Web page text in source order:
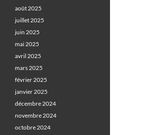
août 2025
juillet 2025
juin 2025
mai 2025
avril 2025
mars 2025
février 2025
janvier 2025
décembre 2024
novembre 2024
octobre 2024